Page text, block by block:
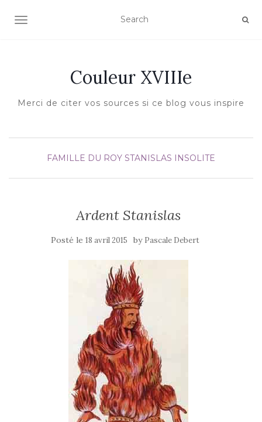
AFFICHER/MASQUER LA NAVIGATION
Couleur XVIIIe
Merci de citer vos sources si ce blog vous inspire
FAMILLE DU ROY STANISLAS INSOLITE
Ardent Stanislas
Posté le 18 avril 2015 by Pascale Debert